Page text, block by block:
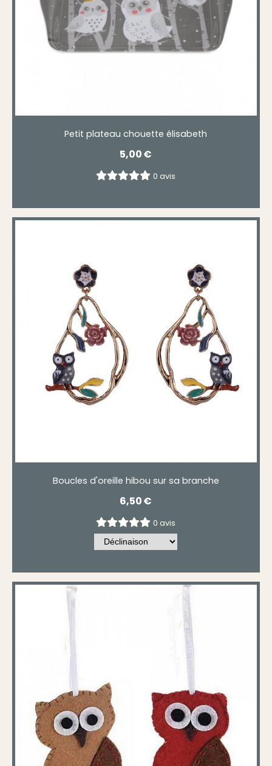
Petit plateau chouette élisabeth
5,00€
0 avis
Boucles d'oreille hibou sur sa branche
6,50€
0 avis